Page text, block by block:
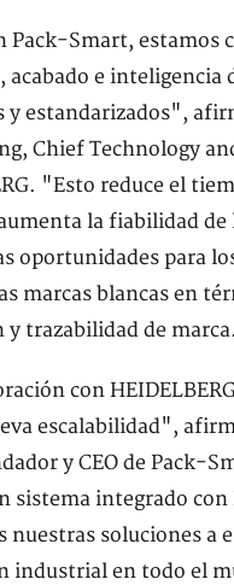
Pack-Smart, estamos
acabado e inteligencia
y estandarizados",
Chief Technology
"Esto reduce el
la fiabilidad de
oportunidades para
marcas blancas en
y trazabilidad de
con
escalabilidad",
y CEO de Pack-
sistema integrado con
nuestras soluciones a
industrial en todo el